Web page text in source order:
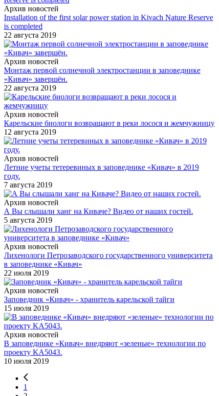
Архив новостей
Installation of the first solar power station in Kivach Nature Reserve
is completed
22 августа 2019
Архив новостей
Монтаж первой солнечной электростанции в заповеднике
«Кивач» завершён.
22 августа 2019
Архив новостей
Карельские биологи возвращают в реки лосося и жемчужницу
12 августа 2019
Архив новостей
Летние учеты тетеревиных в заповеднике «Кивач» в 2019
году.
7 августа 2019
Архив новостей
А Вы слышали ханг на Киваче? Видео от наших гостей.
5 августа 2019
Архив новостей
Лихенологи Петрозаводского государственного университета
в заповеднике «Кивач»
22 июля 2019
Архив новостей
Заповедник «Кивач» - хранитель карельской тайги
15 июля 2019
Архив новостей
В заповеднике «Кивач» внедряют «зеленые» технологии по
проекту KA5043.
10 июля 2019
1